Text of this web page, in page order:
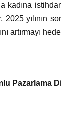
kadına
yılının
artırmayı
Pazarlama